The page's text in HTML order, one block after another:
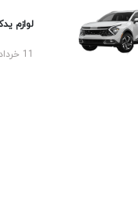
لوازم یدکی